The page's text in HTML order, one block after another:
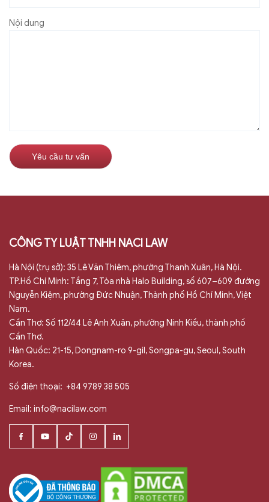
Nội dung
CÔNG TY LUẬT TNHH NACI LAW
Hà Nội (trụ sở): 35 Lê Văn Thiêm, phường Thanh Xuân, Hà Nội.
TP.Hồ Chí Minh: Tầng 7, Tòa nhà Halo Building, số 607–609 đường
Nguyễn Kiệm, phường Đức Nhuận, Thành phố Hồ Chí Minh, Việt
Nam.
Cần Thơ: Số 112/44 Lê Anh Xuân, phường Ninh Kiều, thành phố
Cần Thơ.
Hàn Quốc: 21-15, Dongnam-ro 9-gil, Songpa-gu, Seoul, South
Korea.
Số điện thoại: +84 9789 38 505
Email: info@nacilaw.com